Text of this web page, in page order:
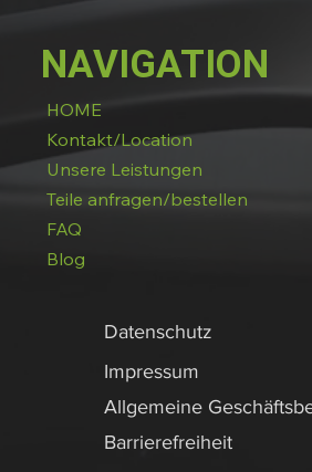
Datenschutz
Impressum
Allgemeine
Barrierefreiheit
NAVIGATION
HOME
Kontakt/Location
Unsere Leistungen
Teile anfragen/bestellen
FAQ
Blog